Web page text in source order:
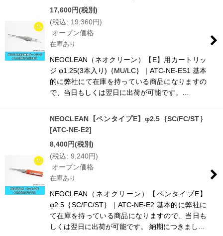
17,600円(税別)
(税込: 19,360円)
オープン価格
在庫あり
NEOCLEAN（ネオクリーン）【E】用カートリッ
ジ φ1.25(3本入り)｛MU/LC｝｜ATC-NE-ES1 基本
的に弊社にて在庫を持っている商品になりますの
で、当日もしくは翌日に出荷が可能です。…
NEOCLEAN【ペンタイプE】φ2.5｛SC/FC/ST｝
[ATC-NE-E2]
8,400円(税別)
(税込: 9,240円)
オープン価格
在庫あり
NEOCLEAN（ネオクリーン）【ペンタイプE】
φ2.5｛SC/FC/ST｝｜ATC-NE-E2 基本的に弊社に
て在庫を持っている商品になりますので、当日も
しくは翌日に出荷が可能です。 納期につきまし…